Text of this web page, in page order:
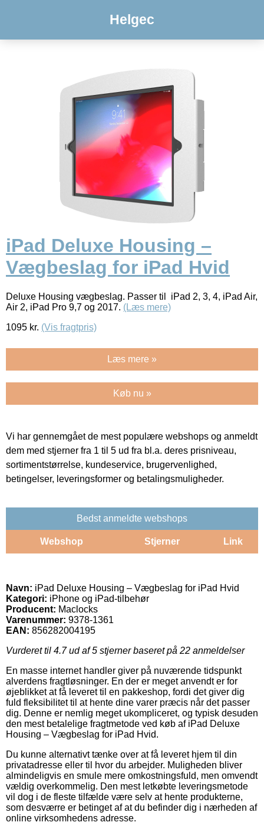
Helgec
iPad Deluxe Housing –
Vægbeslag for iPad Hvid
Deluxe Housing vægbeslag. Passer til iPad 2, 3, 4, iPad Air,
Air 2, iPad Pro 9,7 og 2017. (Læs mere)
1095 kr. (Vis fragtpris)
Læs mere »
Køb nu »
Vi har gennemgået de mest populære webshops og anmeldt
dem med stjerner fra 1 til 5 ud fra bl.a. deres prisniveau,
sortimentstørrelse, kundeservice, brugervenlighed,
betingelser, leveringsformer og betalingsmuligheder.
Bedst anmeldte webshops
Webshop Stjerner Link
Navn: iPad Deluxe Housing – Vægbeslag for iPad Hvid
Kategori: iPhone og iPad-tilbehør
Producent: Maclocks
Varenummer: 9378-1361
EAN: 856282004195
Vurderet til 4.7ud af 5 stjerner baseret på 22 anmeldelser
En masse internet handler giver på nuværende tidspunkt
alverdens fragtløsninger. En der er meget anvendt er for
øjeblikket at få leveret til en pakkeshop, fordi det giver dig
fuld fleksibilitet til at hente dine varer præcis når det passer
dig. Denne er nemlig meget ukompliceret, og typisk desuden
den mest betalelige fragtmetode ved køb af iPad Deluxe
Housing – Vægbeslag for iPad Hvid.
Du kunne alternativt tænke over at få leveret hjem til din
privatadresse eller til hvor du arbejder. Muligheden bliver
almindeligvis en smule mere omkostningsfuld, men omvendt
vældig overkommelig. Den mest letkøbte leveringsmetode
vil dog i de fleste tilfælde være selv at hente produkterne,
som desværre er betinget af at du befinder dig i nærheden af
online virksomhedens adresse.